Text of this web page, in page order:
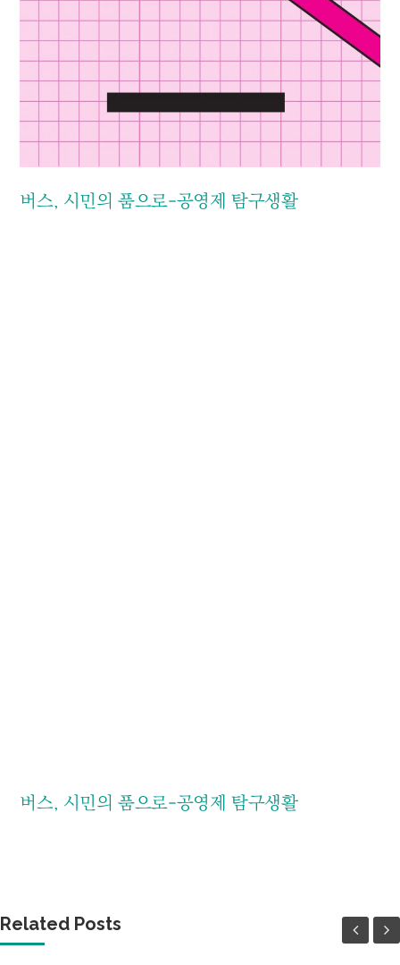
버스, 시민의 품으로-공영제 탐구생활
버스, 시민의 품으로-공영제 탐구생활
Related Posts